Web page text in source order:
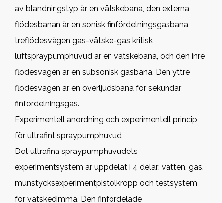
av blandningstyp är en vätskebana, den externa
flödesbanan är en sonisk finfördelningsgasbana,
treflödesvägen gas-vätske-gas kritisk
luftspraypumphuvud är en vätskebana, och den inre
flödesvägen är en subsonisk gasbana. Den yttre
flödesvägen är en överljudsbana för sekundär
finfördelningsgas.
Experimentell anordning och experimentell princip
för ultrafint spraypumphuvud
Det ultrafina spraypumphuvudets
experimentsystem är uppdelat i 4 delar: vatten, gas,
munstycksexperimentpistolkropp och testsystem
för vätskedimma. Den finfördelade